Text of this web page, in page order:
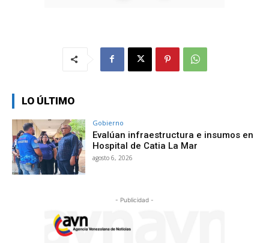
LO ÚLTIMO
Gobierno
Evalúan infraestructura e insumos en
Hospital de Catia La Mar
agosto 6, 2026
- Publicidad -